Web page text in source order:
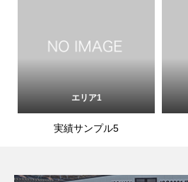
エリア1
実績サンプル5